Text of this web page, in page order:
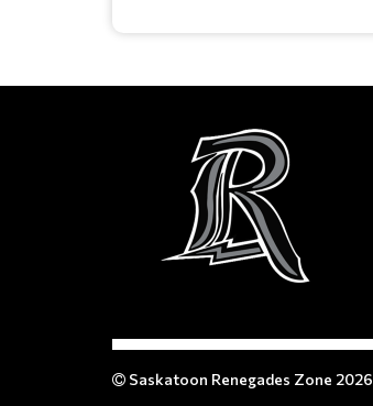
Saskatoon Renegades Zone 2026